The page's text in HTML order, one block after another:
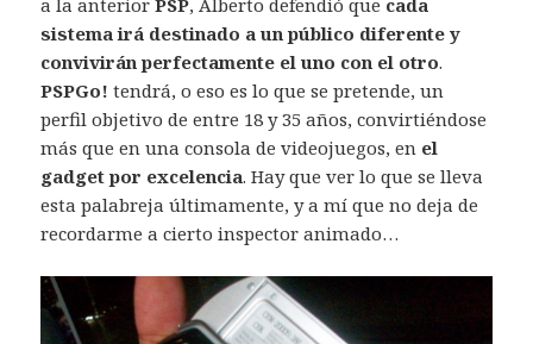
a la anterior PSP, Alberto defendió que cada
sistema irá destinado a un público diferente y
convivirán perfectamente el uno con el otro.
PSPGo! tendrá, o eso es lo que se pretende, un
perfil objetivo de entre 18 y 35 años, convirtiéndose
más que en una consola de videojuegos, en el
gadget por excelencia. Hay que ver lo que se lleva
esta palabreja últimamente, y a mí que no deja de
recordarme a cierto inspector animado…